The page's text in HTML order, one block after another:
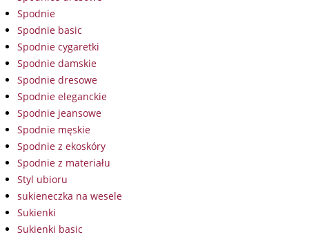
Spodnie
Spodnie basic
Spodnie cygaretki
Spodnie damskie
Spodnie dresowe
Spodnie eleganckie
Spodnie jeansowe
Spodnie męskie
Spodnie z ekoskóry
Spodnie z materiału
Styl ubioru
sukieneczka na wesele
Sukienki
Sukienki basic